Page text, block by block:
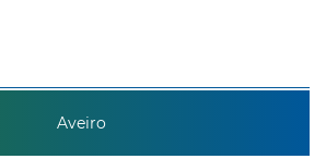
Aveiro